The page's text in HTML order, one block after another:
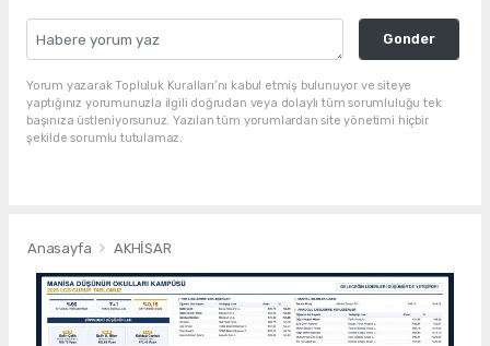
Gonder
Yorum yazarak Topluluk Kuralları’nı kabul etmiş bulunuyor ve siteye
yaptığınız yorumunuzla ilgili doğrudan veya dolaylı tüm sorumluluğu tek
başınıza üstleniyorsunuz. Yazılan tüm yorumlardan site yönetimi hiçbir
şekilde sorumlu tutulamaz.
Anasayfa AKHİSAR